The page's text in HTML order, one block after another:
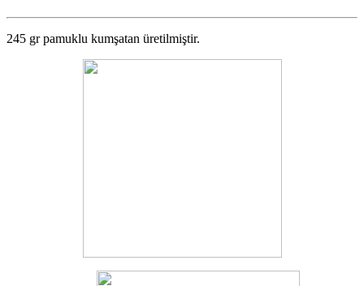
245 gr pamuklu kumşatan üretilmiştir.